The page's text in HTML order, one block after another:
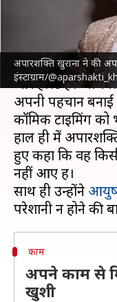
अपारशक्ति खुराना ने की
इंस्टाग्राम/
अपारशक्ति खुराना
और होस्ट हैं।
अपनी पहचान बनाई
कॉमिक टाइमिंग को
हाल ही में
हुए कहा कि वह
नहीं आए हैं।
साथ ही उन्होंने
काम
अपने काम से
खुशी